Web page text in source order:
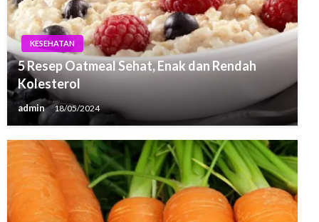
KESEHATAN
5 Resep Oatmeal Sehat, Enak dan Rendah
Kolesterol
admin 18/05/2024